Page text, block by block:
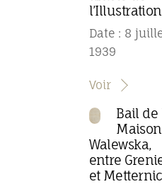
l’Illustration
Date : 8
1939
Voir
Bail de
Maison
Walewska,
entre
et